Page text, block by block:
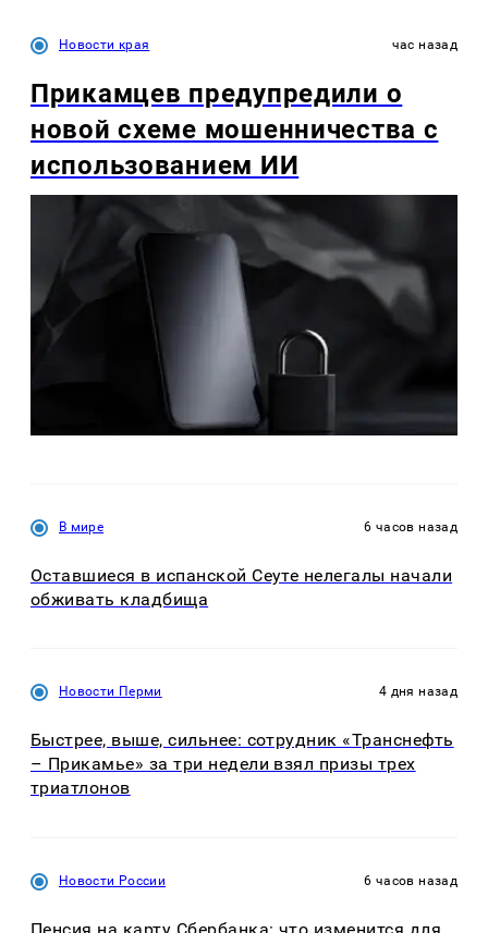
Новости края час назад
Прикамцев предупредили о
новой схеме мошенничества с
использованием ИИ
В мире 6 часов назад
Оставшиеся в испанской Сеуте нелегалы начали
обживать кладбища
Новости Перми 4 дня назад
Быстрее, выше, сильнее: сотрудник «Транснефть
– Прикамье» за три недели взял призы трех
триатлонов
Новости России 6 часов назад